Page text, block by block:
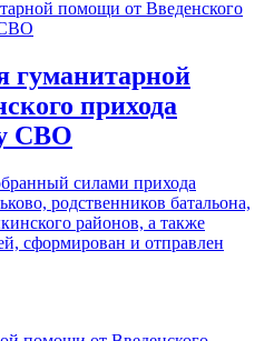
гуманитарной
прихода
СВО
силами прихода
родственников батальона,
районов, а также
сформирован и отправлен